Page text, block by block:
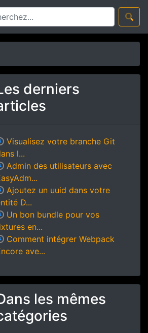
derniers
Visualisez votre branche Git
l...
Admin des utilisateurs avec
Ajoutez un uuid dans votre
D...
Un bon bundle pour vos
en...
Comment intégrer Webpack
ave...
les mêmes